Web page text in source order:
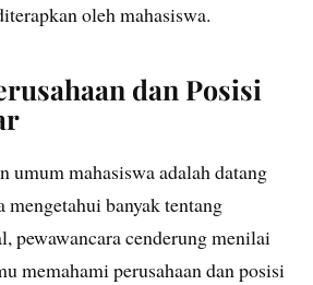
oleh mahasiswa.
dan Posisi
umum mahasiswa adalah datang
mengetahui banyak tentang
pewawancara cenderung menilai
memahami perusahaan dan posisi